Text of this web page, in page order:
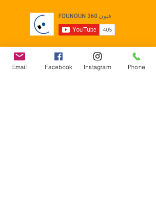
Email Facebook Instagram Phone